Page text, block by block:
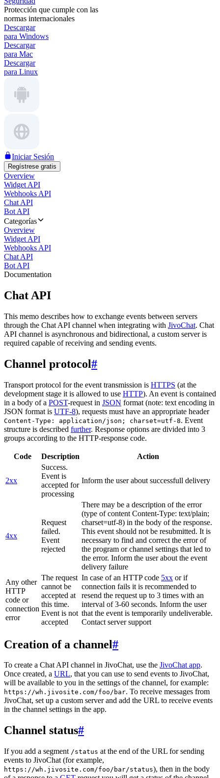
Protección que cumple con las
normas internacionales
Descargar
para Windows
Descargar
para Mac
Descargar
para Linux
Iniciar Sesión
Regístrese gratis
Overview
Widget API
Webhooks API
Chat API
Bot API
Categorías
Overview
Widget API
Webhooks API
Chat API
Bot API
Documentation
Chat API
This memo describes how to exchange events between servers
through the Chat API channel when integrating with JivoChat. Chat
API channel is asynchronous and bidirectional, a custom server is
required capable of receiving and sending events.
Channel protocol#
Transport protocol for the event transmission is HTTPS (at the
development stage it is allowed to use HTTP). An event is contained
in a body of a POST-request in JSON format (note: text encoding in
JSON format is UTF-8), requests must have an appropriate header
Content-Type: application/json; charset=utf-8. Event
structure is described further. Response options are divided into 3
groups according to the HTTP-response code.
Code Description Action
2xx
Success.
Event is
accepted for
processing
Inform the user about successfull delivery
4xx
Request
failed.
Event
rejected
There may be a description of the error
(type of content Content-Type: text/plain;
charset=utf-8) in the body of the response.
This event should not be resubmitted. It is
necessary to find and correct the error of
the program or channel settings that led to
the error. Inform the user about the event
delivery failure
Any other
HTTP
code or
connection
error
The request
cannot be
accepted at
this time.
Event is not
accepted
In case of an HTTP code 5xx or if
connection fails it is recommended to
resend the request up to 3 times with an
interval of 3-60 seconds. Inform the user
that the event is temporarily undeliverable.
Contact server support
Creation of a channel#
To create a Chat API channel in JivoChat, use the JivoChat app.
Once created, a URL, that you can use to send events to JivoChat,
will be available to you in the settings of the channel, for example:
https://wh.jivosite.com/foo/bar. To receive messages from
JivoChat, set up a custom server and add the URL to receive events
in the channel settings in the app.
Channel status#
If you add a segment /status at the end of the URL for sending
events to JivoChat (for example,
https://wh.jivosite.com/foo/bar/status), then in the body